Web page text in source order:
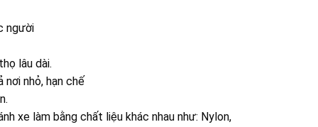
người
lâu dài.
nơi nhỏ, hạn chế
xe làm bằng chất liệu khác nhau như: Nylon,